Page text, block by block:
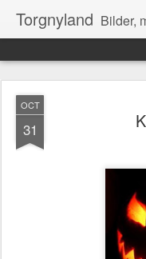
Torgnyland Bilder,
OCT
31